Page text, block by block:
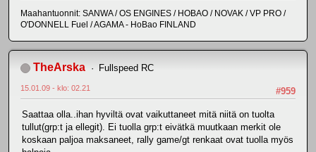
Maahantuonnit: SANWA / OS ENGINES / HOBAO / NOVAK / VP PRO /
O'DONNELL Fuel / AGAMA - HoBao FINLAND
TheArska Fullspeed RC
#959
15.01.09 - klo: 02.21
Saattaa olla..ihan hyviltä ovat vaikuttaneet mitä niitä on tuolta
tullut(grp:t ja ellegit). Ei tuolla grp:t eivätkä muutkaan merkit ole
koskaan paljoa maksaneet, rally game/gt renkaat ovat tuolla myös